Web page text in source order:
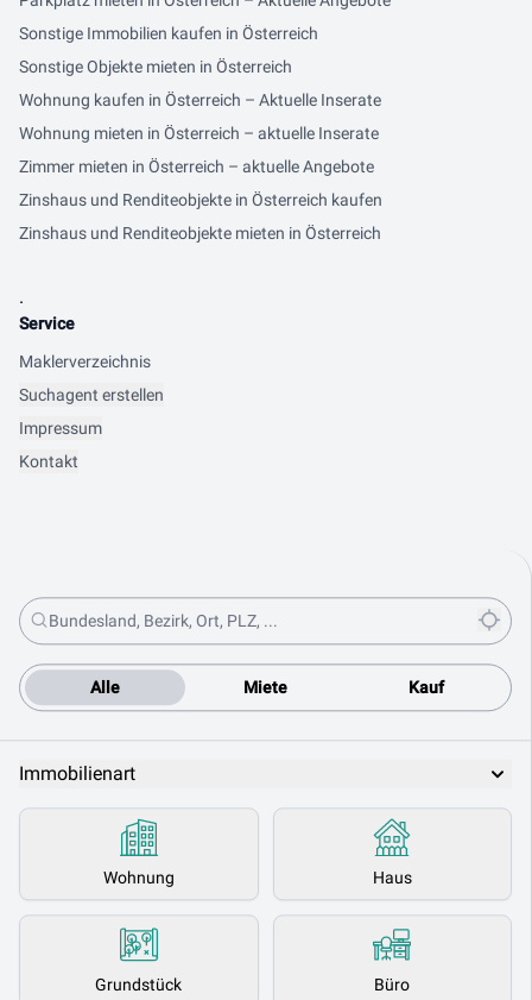
Alle Miete Kauf
Immobilienart
Wohnung Haus
Grundstück Büro
Sonstige Immobilien kaufen in Österreich
Sonstige Objekte mieten in Österreich
Wohnung kaufen in Österreich – Aktuelle Inserate
Wohnung mieten in Österreich – aktuelle Inserate
Zimmer mieten in Österreich – aktuelle Angebote
Zinshaus und Renditeobjekte in Österreich kaufen
Zinshaus und Renditeobjekte mieten in Österreich
.
Service
Maklerverzeichnis
Suchagent erstellen
Impressum
Kontakt